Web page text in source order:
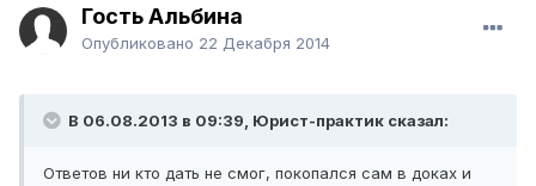
Гость Альбина
Опубликовано 22 Декабря 2014
В 06.08.2013 в 09:39, Юрист-практик сказал:
Ответов ни кто дать не смог, покопался сам в доках и